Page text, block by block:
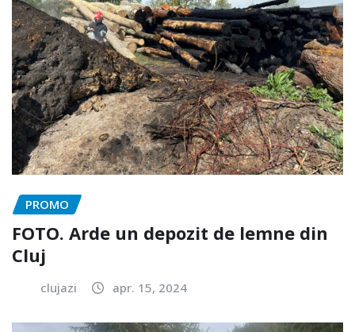
PROMO
FOTO. Arde un depozit de lemne din
Cluj
clujazi apr. 15, 2024